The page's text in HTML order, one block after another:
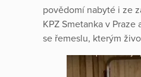
povědomí nabyté i ze
KPZ Smetanka v
se řemeslu, kterým